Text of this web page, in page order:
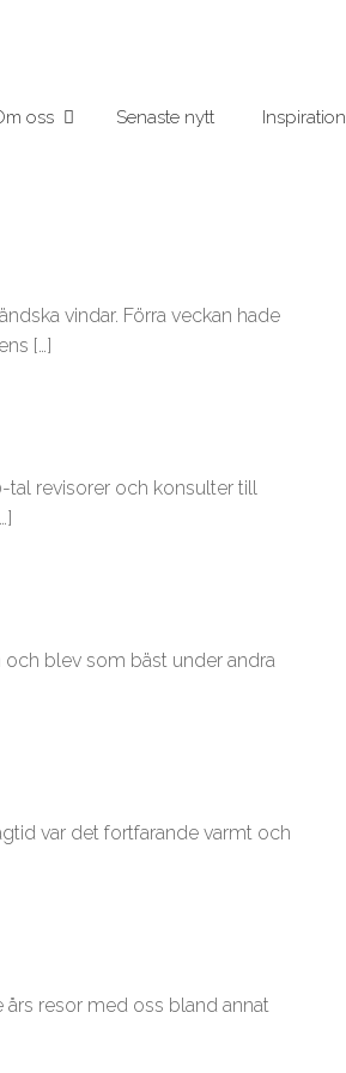
oss Senaste nytt Inspiration
vindar. Förra veckan hade
[…]
tal revisorer och konsulter till
och blev som bäst under andra
var det fortfarande varmt och
års resor med oss bland annat